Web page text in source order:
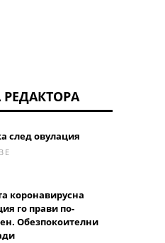
след овулация
коронавирусна
го прави по-
Обезпокоителни